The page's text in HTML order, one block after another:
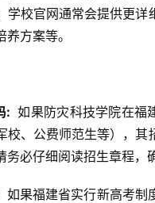
学校官网通常会提供更详
方案等。
:
如果防灾科技学院在福
校、公费师范生等），其
必仔细阅读招生章程，
如果福建省实行新高考制